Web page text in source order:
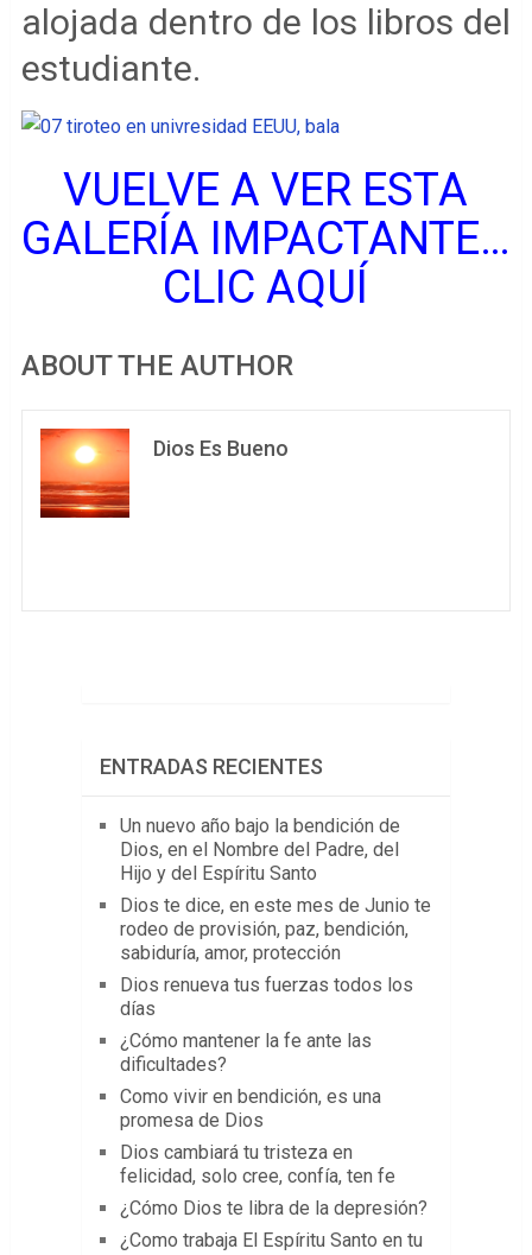
alojada dentro de los libros del
estudiante.
VUELVE A VER ESTA
GALERÍA IMPACTANTE…
CLIC AQUÍ
ABOUT THE AUTHOR
Dios Es Bueno
ENTRADAS RECIENTES
Un nuevo año bajo la bendición de
Dios, en el Nombre del Padre, del
Hijo y del Espíritu Santo
Dios te dice, en este mes de Junio te
rodeo de provisión, paz, bendición,
sabiduría, amor, protección
Dios renueva tus fuerzas todos los
días
¿Cómo mantener la fe ante las
dificultades?
Como vivir en bendición, es una
promesa de Dios
Dios cambiará tu tristeza en
felicidad, solo cree, confía, ten fe
¿Cómo Dios te libra de la depresión?
¿Como trabaja El Espíritu Santo en tu